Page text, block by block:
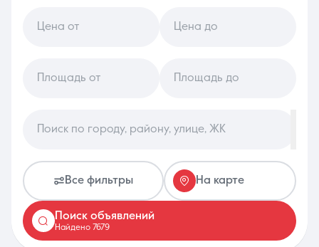
Ежедневно с 08:30 до 20:00
Цена от Цена до
Площадь от Площадь до
Поиск по городу, району, улице, ЖК
Все фильтры На карте
Поиск объявлений
Найдено 7679